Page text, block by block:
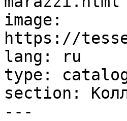
image:
https://
lang: ru
type:
section:
---